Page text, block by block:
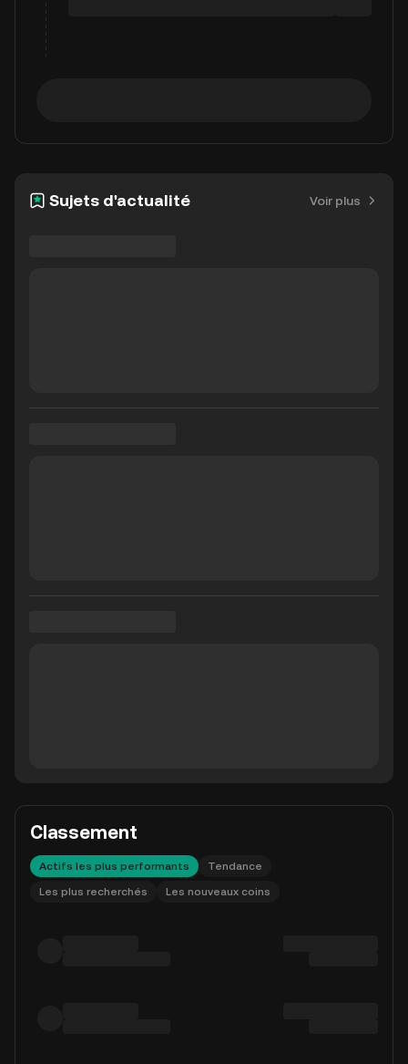
Sujets d'actualité Voir plus
Classement
Actifs les plus performants
Tendance
Les plus recherchés
Les nouveaux coins